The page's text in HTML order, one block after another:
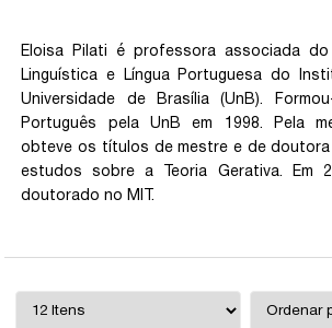
Eloisa Pilati é professora associada
Linguística e Língua Portuguesa do
Universidade de Brasília (UnB).
Português pela UnB em 1998. Pela
obteve os títulos de mestre e de doutora
estudos sobre a Teoria Gerativa. Em
doutorado no MIT.